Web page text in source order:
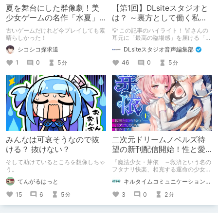
夏を舞台にした群像劇！美
少女ゲームの名作「水夏」
を今こそ！
古いゲームだけれど今プレイしても素
晴らしかった！
シコシコ探求道
1
0 5分
【第1回】DLsiteスタジオと
は？ ～裏方として働く私た
ちの紹介
💡 この記事のハイライト！ 皆さんの
耳元に「最高の臨場感」を届ける「サ
舞台裏を大公開！ スマートな専門
職……と思いきや、実態は「音の変態
（褒め言葉）」が集まるチーム！？
成人男性スタッフがダミヘに抱きつ
き、スタジオにアダルトグッズが転が
る超大真面目な理由とは？ クオリテ
ィ向上のための、ちょっとシュールな
（？）試行錯誤をたっぷりご紹介しま
す！
DLsiteスタジオ音声編集部
46
0 5分
みんなは可哀そうなので抜
ける？ 抜けない？
そして助けているところを想像しちゃ
う。
てんがるはっと
15
6 5分
二次元ドリームノベルズ待
望の新刊配信開始！性と愛
が渦巻く、ファンタジー官
能小説開幕！
『魔法少女・芽依 ～救済という名の
フタナリ快楽、相克する運命の少女た
ト：鳩春 一気に上・下巻が同時配
信！
キルタイムコミュニケーション（KTC）の作品を一人でも多くの人に知ってほしい人
3
0 2分